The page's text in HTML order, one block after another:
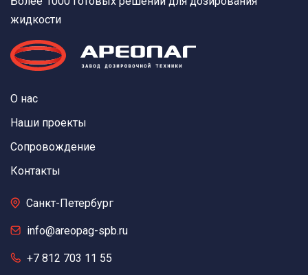
жидкости
О нас
Наши проекты
Сопровождение
Контакты
Санкт-Петербург
info@areopag-spb.ru
+7 812 703 11 55